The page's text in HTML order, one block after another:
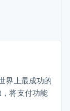
界上最成功的
将支付功能